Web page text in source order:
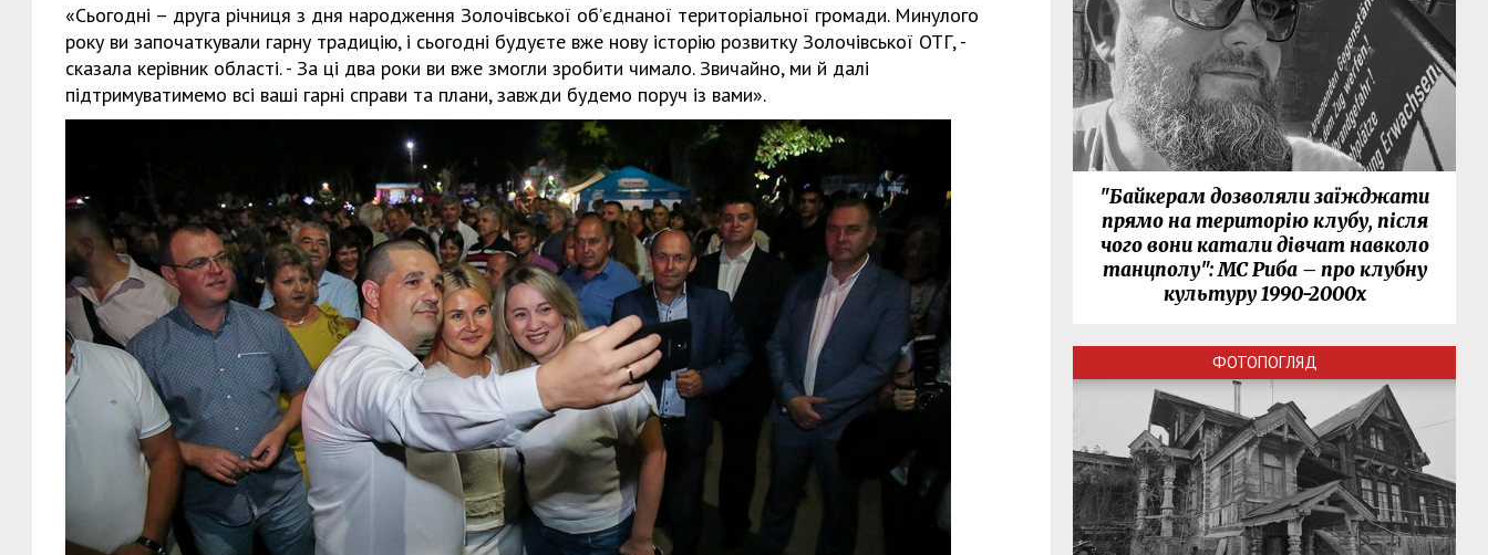
«Сьогодні – друга річниця з дня народження Золочівської об’єднаної територіальної громади. Минулого
року ви започаткували гарну традицію, і сьогодні будуєте вже нову історію розвитку Золочівської ОТГ, -
сказала керівник області. - За ці два роки ви вже змогли зробити чимало. Звичайно, ми й далі
підтримуватимемо всі ваші гарні справи та плани, завжди будемо поруч із вами».
"Байкерам дозволяли заїжджати
прямо на територію клубу, після
чого вони катали дівчат навколо
танцполу": МС Риба – про клубну
культуру 1990-2000х
ФОТОПОГЛЯД